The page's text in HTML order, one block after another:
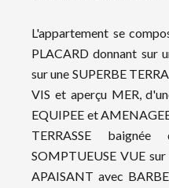
L'appartement se
PLACARD donnant sur
sur une SUPERBE
VIS et aperçu MER,
EQUIPEE et
TERRASSE
SOMPTUEUSE VUE
APAISANT avec